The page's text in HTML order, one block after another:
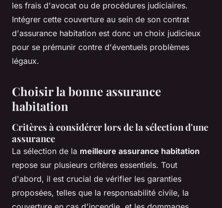
les frais d'avocat ou de procédures judiciaires.
Intégrer cette couverture au sein de son contrat
d'assurance habitation est donc un choix judicieux
pour se prémunir contre d'éventuels problèmes
légaux.
Choisir la bonne assurance
habitation
Critères à considérer lors de la sélection d'une
assurance
La sélection de la meilleure assurance habitation
repose sur plusieurs critères essentiels. Tout
d'abord, il est crucial de vérifier les garanties
proposées, telles que la responsabilité civile, la